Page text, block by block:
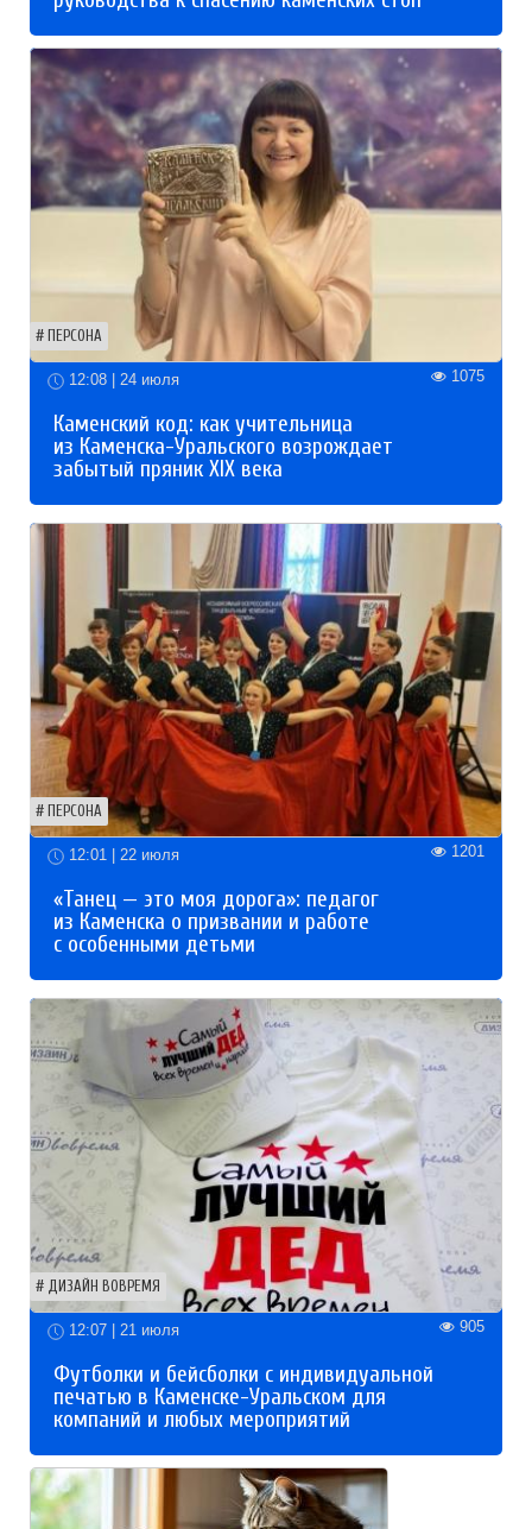
ПЕРСОНА
12:08 | 24 июля 1075
Каменский код: как учительница
из Каменска-Уральского возрождает
забытый пряник XIX века
ПЕРСОНА
12:01 | 22 июля 1201
«Танец — это моя дорога»: педагог
из Каменска о призвании и работе
с особенными детьми
ДИЗАЙН ВОВРЕМЯ
12:07 | 21 июля 905
Футболки и бейсболки с индивидуальной
печатью в Каменске-Уральском для
компаний и любых мероприятий